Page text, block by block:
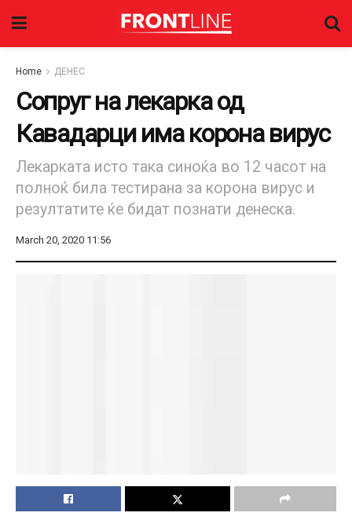
Home ДЕНЕС
Сопруг на лекарка од
Кавадарци има корона вирус
Лекарката исто така синоќа во 12 часот на
полноќ била тестирана за корона вирус и
резултатите ќе бидат познати денеска.
March 20, 2020 11:56